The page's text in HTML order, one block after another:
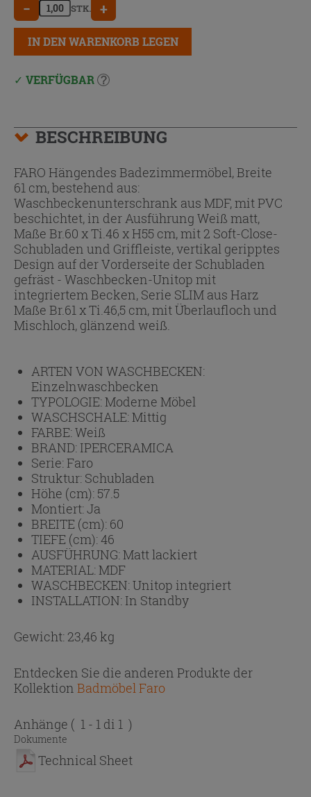
− STK. +
IN DEN WARENKORB LEGEN
VERFÜGBAR
BESCHREIBUNG
FARO Hängendes Badezimmermöbel, Breite
61 cm, bestehend aus:
Waschbeckenunterschrank aus MDF, mit PVC
beschichtet, in der Ausführung Weiß matt,
Maße Br.60 x Ti.46 x H55 cm, mit 2 Soft-Close-
Schubladen und Griffleiste, vertikal geripptes
Design auf der Vorderseite der Schubladen
gefräst - Waschbecken-Unitop mit
integriertem Becken, Serie SLIM aus Harz
Maße Br.61 x Ti.46,5 cm, mit Überlaufloch und
Mischloch, glänzend weiß.
ARTEN VON WASCHBECKEN:
Einzelnwaschbecken
TYPOLOGIE:Moderne Möbel
WASCHSCHALE:Mittig
FARBE:Weiß
BRAND: IPERCERAMICA
Serie:Faro
Struktur: Schubladen
Höhe (cm): 57.5
Montiert:Ja
BREITE (cm): 60
TIEFE (cm):46
AUSFÜHRUNG:Matt lackiert
MATERIAL:MDF
WASCHBECKEN:Unitop integriert
INSTALLATION: In Standby
Gewicht: 23,46 kg
Entdecken Sie die anderen Produkte der
Kollektion Badmöbel Faro
Anhänge ( 1 - 1 di 1 )
Dokumente
Technical Sheet